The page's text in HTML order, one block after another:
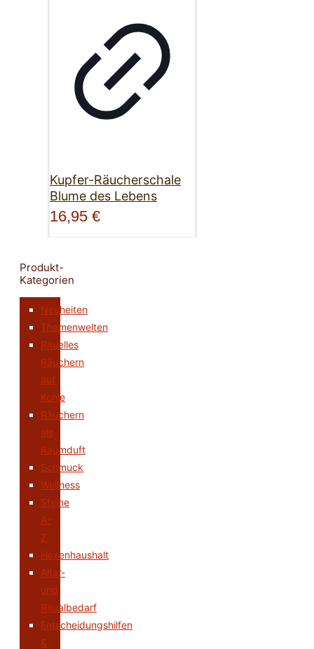
Kupfer-Räucherschale
Blume des Lebens
16,95 €
Produkt-
Kategorien
Neuheiten
Themenwelten
Rituelles
Räuchern
auf
Kohle
Räuchern
als
Raumduft
Schmuck
Wellness
Steine
A-
Z
Hexenhaushalt
Altar-
und
Ritualbedarf
Entscheidungshilfen
&